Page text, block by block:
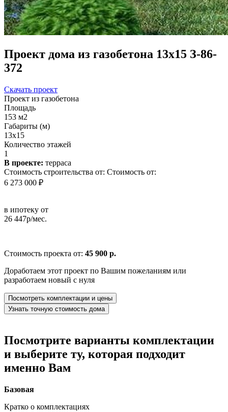
Проект дома из газобетона 13х15 З-86-
372
Скачать проект
Проект из газобетона
Площадь
153 м2
Габариты (м)
13x15
Количество этажей
1
В проекте: терраса
Стоимость строительства от: Стоимость от:
6 273 000 ₽
в ипотеку от
26 447р/мес.
Стоимость проекта от: 45 900 р.
Доработаем этот проект по Вашим пожеланиям или
разработаем новый с нуля
Посмотреть комплектации и цены
Узнать точную стоимость дома
Посмотрите варианты комплектации
и выберите ту, которая подходит
именно Вам
Базовая
Кратко о комплектациях